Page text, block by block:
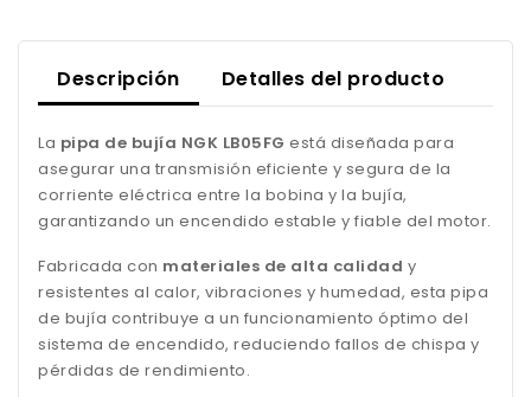
Descripción Detalles del producto
La pipa de bujía NGK LB05FG está diseñada para
asegurar una transmisión eficiente y segura de la
corriente eléctrica entre la bobina y la bujía,
garantizando un encendido estable y fiable del motor.
Fabricada con materiales de alta calidad y
resistentes al calor, vibraciones y humedad, esta pipa
de bujía contribuye a un funcionamiento óptimo del
sistema de encendido, reduciendo fallos de chispa y
pérdidas de rendimiento.